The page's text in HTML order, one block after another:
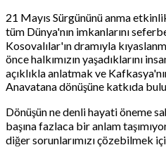
21 Mayıs Sürgününü anma
tüm Dünya'nın imkanlarını
Kosovalılar'ın dramıyla
önce halkımızın yaşadıklarını
açıklıkla anlatmak ve
Anavatana dönüşüne katkıda
Dönüşün ne denli hayati öneme
başına fazlaca bir anlam
diğer sorunlarımızı çözebilmek